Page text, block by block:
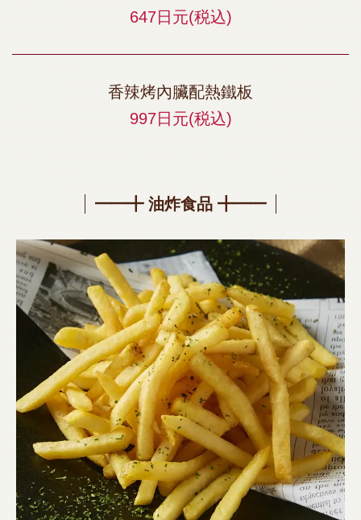
647日元(税込)
香辣烤內臟配熱鐵板
997日元(税込)
━━╋ 油炸食品 ╋━━